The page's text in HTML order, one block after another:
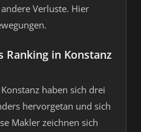
Verluste. Hier
Ranking in Konstanz
haben sich drei
hervorgetan und sich
Makler zeichnen sich